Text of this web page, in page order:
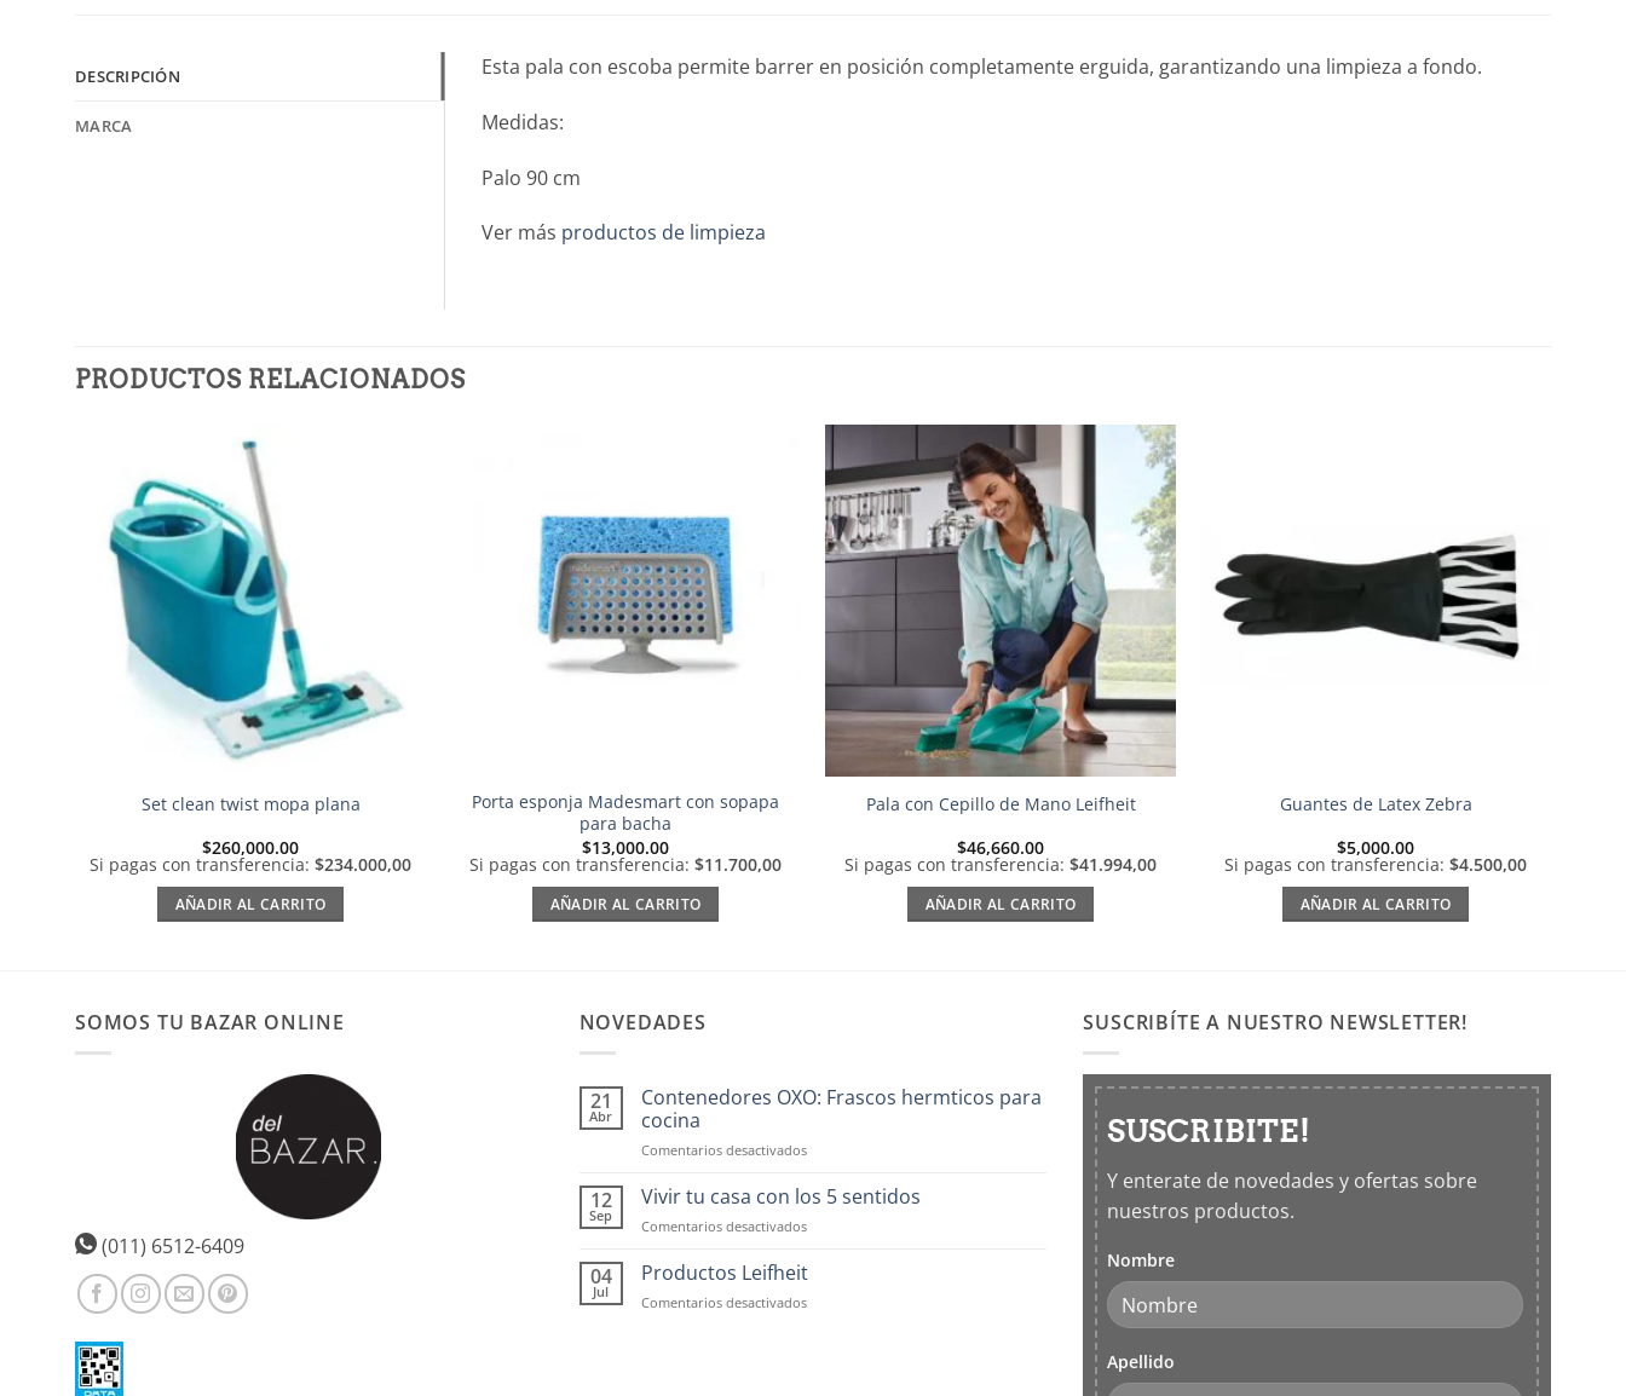
DESCRIPCIÓN
MARCA
Esta pala con escoba permite barrer en posición completamente erguida, garantizando una limpieza a fondo.
Medidas:
Palo 90 cm
Ver más productos de limpieza
PRODUCTOS RELACIONADOS
Set clean twist mopa plana
$260,000.00
Si pagas con transferencia: $234.000,00
AÑADIR AL CARRITO
Porta esponja Madesmart con sopapa
para bacha
$13,000.00
Si pagas con transferencia: $11.700,00
AÑADIR AL CARRITO
a la
lista de
deseos
Pala con Cepillo de Mano Leifheit
$46,660.00
Si pagas con transferencia: $41.994,00
AÑADIR AL CARRITO
deseos
Guantes de Latex Zebra
$5,000.00
Si pagas con transferencia: $4.500,00
AÑADIR AL CARRITO
SOMOS TU BAZAR ONLINE
(011) 6512-6409
NOVEDADES
21
Abr
Contenedores OXO: Frascos hermticos para
cocina
Comentarios desactivadosen
OXO:
Frascos
hermticos
cocina
12
Sep
Vivir tu casa con los 5 sentidos
Comentarios desactivadosen
tu
casa
con
04
Jul
Productos Leifheit
Comentarios desactivadosen
SUSCRIBÍTE A NUESTRO NEWSLETTER!
SUSCRIBITE!
Y enterate de novedades y ofertas sobre
nuestros productos.
Nombre
Apellido